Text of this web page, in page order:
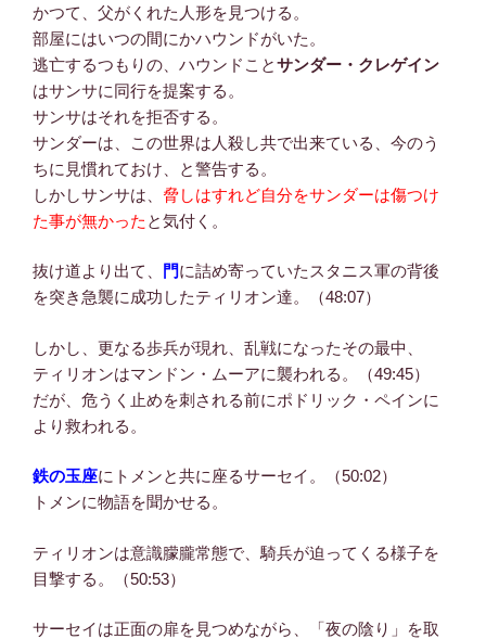
かつて、父がくれた人形を見つける。
部屋にはいつの間にかハウンドがいた。
逃亡するつもりの、ハウンドことサンダー・クレゲイン
はサンサに同行を提案する。
サンサはそれを拒否する。
サンダーは、この世界は人殺し共で出来ている、今のう
ちに見慣れておけ、と警告する。
しかしサンサは、 脅しはすれど自分をサンダーは傷つけ
た事が無かった と気付く。
抜け道より出て、 門に詰め寄っていたスタニス軍の背後
を突き急襲に成功したティリオン達。（48:07）
しかし、更なる歩兵が現れ、乱戦になったその最中、
ティリオンはマンドン・ムーアに襲われる。（49:45）
だが、危うく止めを刺される前にポドリック・ペインに
より救われる。
鉄の玉座にトメンと共に座るサーセイ。（50:02）
トメンに物語を聞かせる。
ティリオンは意識朦朧常態で、騎兵が迫ってくる様子を
目撃する。（50:53）
サーセイは正面の扉を見つめながら、「夜の陰り」を取